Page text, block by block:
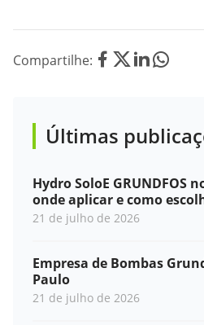
Compartilhe:
Últimas
Hydro SoloE GRUNDFOS
onde aplicar e como
21 de julho de 2026
Empresa de Bombas
Paulo
21 de julho de 2026